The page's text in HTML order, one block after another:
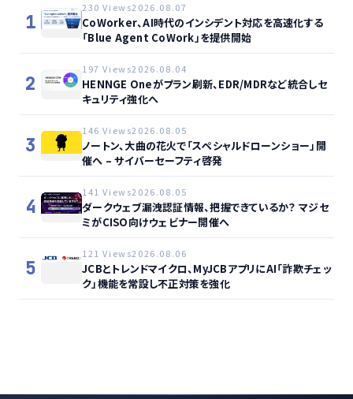
1
230 Views2026.08.07
CoWorker、AI時代のインシデント対応を高速化する
「Blue Agent CoWork」を提供開始
2
197 Views2026.08.04
HENNGE Oneがプラン刷新、EDR/MDRなど統合しセ
キュリティ強化へ
3
146 Views2026.08.05
ノートン、大曲の花火で「スペシャルドローンショー」開
催へ – サイバーセーフティ啓発
4
141 Views2026.08.05
ダークウェブ漏洩認証情報、把握できているか？ マジセ
ミがCISO向けウェビナー開催へ
5
121 Views2026.08.06
JCBとトレンドマイクロ、MyJCBアプリにAI「詐欺チェッ
ク」機能を常設し不正対策を強化